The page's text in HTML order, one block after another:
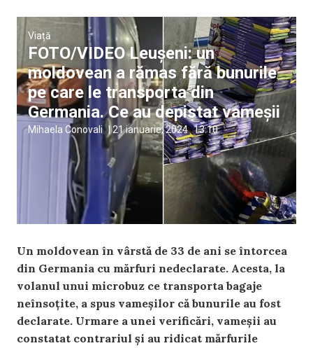
Viață
FOTO/VIDEO Leușeni: un
moldovean a rămas fără bunurile
pe care le transporta din
Germania. Ce au depistat vameșii
Mihaela Conovali 21 ianuarie, 2024 13:10
Un moldovean în vârstă de 33 de ani se întorcea
din Germania cu mărfuri nedeclarate. Acesta, la
volanul unui microbuz ce transporta bagaje
neînsoțite, a spus vameșilor că bunurile au fost
declarate. Urmare a unei verificări, vameșii au
constatat contrariul și au ridicat mărfurile